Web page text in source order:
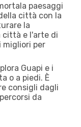
paesaggi
città con la
la
e l'arte di
migliori per
Guapi e i
o a piedi. È
consigli dagli
da